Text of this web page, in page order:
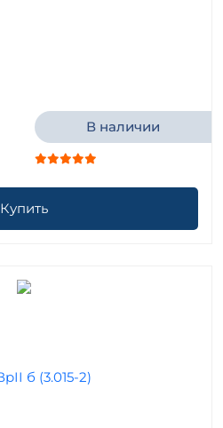
В наличии
Купить